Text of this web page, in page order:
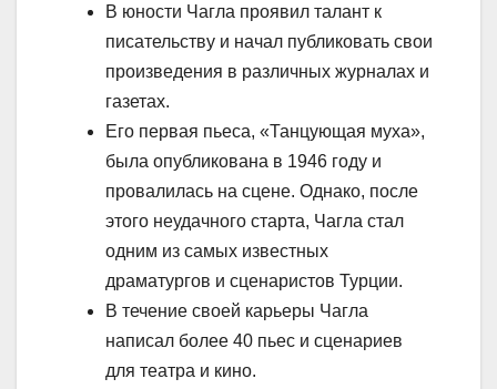
В юности Чагла проявил талант к
писательству и начал публиковать свои
произведения в различных журналах и
газетах.
Его первая пьеса, «Танцующая муха»,
была опубликована в 1946 году и
провалилась на сцене. Однако, после
этого неудачного старта, Чагла стал
одним из самых известных
драматургов и сценаристов Турции.
В течение своей карьеры Чагла
написал более 40 пьес и сценариев
для театра и кино.